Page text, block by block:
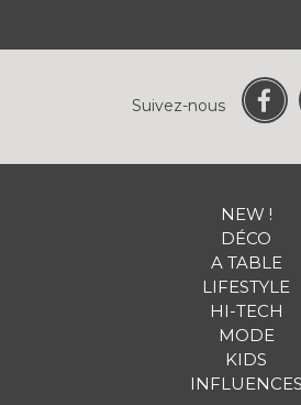
Suivez-nous
NEW !
DÉCO
A TABLE
LIFESTYLE
HI-TECH
MODE
KIDS
INFLUENCES